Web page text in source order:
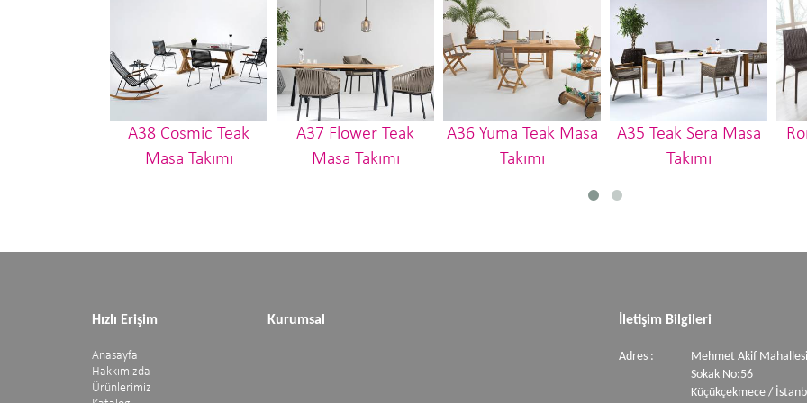
A38 Cosmic Teak
Masa Takımı
A37 Flower Teak
Masa Takımı
A36 Yuma Teak Masa
Takımı
A35 Teak Sera Masa
Takımı
Hızlı Erişim
Anasayfa
Hakkımızda
Ürünlerimiz
Kurumsal İletişim Bilgileri
Adres :
Mehmet Akif
Sokak No:56
Küçükçekmece /